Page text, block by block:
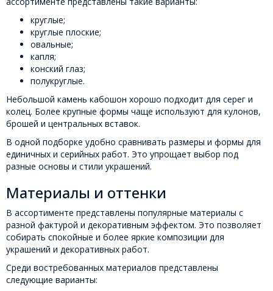
круглые;
круглые плоские;
овальные;
капля;
конский глаз;
полукруглые.
Небольшой камень кабошон хорошо подходит для серег и
колец. Более крупные формы чаще используют для кулонов,
брошей и центральных вставок.
В одной подборке удобно сравнивать размеры и формы для
единичных и серийных работ. Это упрощает выбор под
разные основы и стили украшений.
Материалы и оттенки
В ассортименте представлены популярные материалы с
разной фактурой и декоративным эффектом. Это позволяет
собирать спокойные и более яркие композиции для
украшений и декоративных работ.
Среди востребованных материалов представлены
следующие варианты: